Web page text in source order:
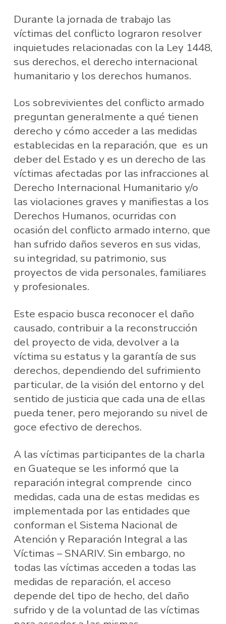
Durante la jornada de trabajo las
víctimas del conflicto lograron resolver
inquietudes relacionadas con la Ley 1448,
sus derechos, el derecho internacional
humanitario y los derechos humanos.
Los sobrevivientes del conflicto armado
preguntan generalmente a qué tienen
derecho y cómo acceder a las medidas
establecidas en la reparación, que es un
deber del Estado y es un derecho de las
víctimas afectadas por las infracciones al
Derecho Internacional Humanitario y/o
las violaciones graves y manifiestas a los
Derechos Humanos, ocurridas con
ocasión del conflicto armado interno, que
han sufrido daños severos en sus vidas,
su integridad, su patrimonio, sus
proyectos de vida personales, familiares
y profesionales.
Este espacio busca reconocer el daño
causado, contribuir a la reconstrucción
del proyecto de vida, devolver a la
víctima su estatus y la garantía de sus
derechos, dependiendo del sufrimiento
particular, de la visión del entorno y del
sentido de justicia que cada una de ellas
pueda tener, pero mejorando su nivel de
goce efectivo de derechos.
A las víctimas participantes de la charla
en Guateque se les informó que la
reparación integral comprende cinco
medidas, cada una de estas medidas es
implementada por las entidades que
conforman el Sistema Nacional de
Atención y Reparación Integral a las
Víctimas – SNARIV. Sin embargo, no
todas las víctimas acceden a todas las
medidas de reparación, el acceso
depende del tipo de hecho, del daño
sufrido y de la voluntad de las víctimas